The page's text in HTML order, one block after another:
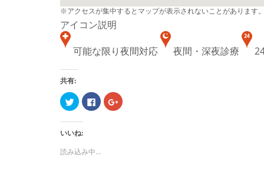
※アクセスが集中するとマップが表示されないことがあります。
アイコン説明
可能な限り夜間対応 夜間・深夜診療
共有:
ク
リ
ク
て
で
共
Facebook
で
ク
ク
リ
いいね:
読み込み中...